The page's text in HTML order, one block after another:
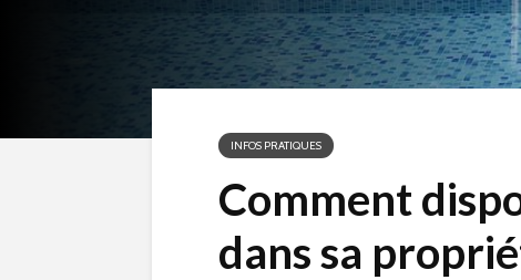
INFOS PRATIQUES
Comment
dans sa